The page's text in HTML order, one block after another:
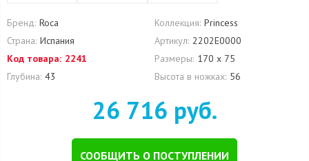
Бренд: Roca Коллекция: Princess
Страна: Испания Артикул: 2202Е0000
Код товара: 2241 Размеры: 170 х 75
Глубина: 43 Высота в ножках: 56
26 716 руб.
СООБЩИТЬ О ПОСТУПЛЕНИИ